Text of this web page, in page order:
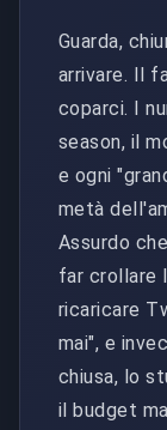
Guarda,
arrivare. Il
coparci. I
season, il
e ogni
metà
Assurdo
far crollare
ricaricare
mai", e
chiusa, lo
il budget